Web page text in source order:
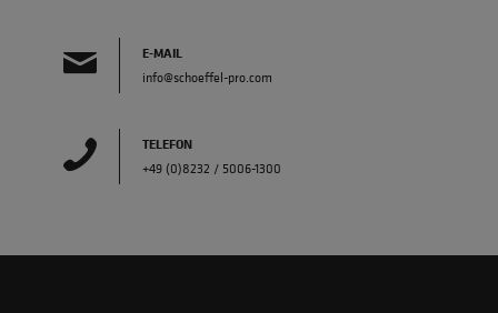
E-MAIL
info@schoeffel-pro.com
TELEFON
+49 (0)8232 / 5006-1300